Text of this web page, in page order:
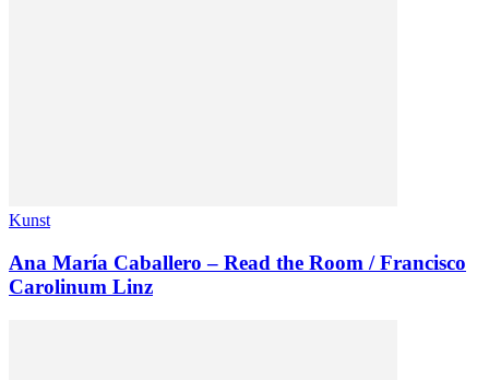
Kunst
Ana María Caballero – Read the Room / Francisco
Carolinum Linz